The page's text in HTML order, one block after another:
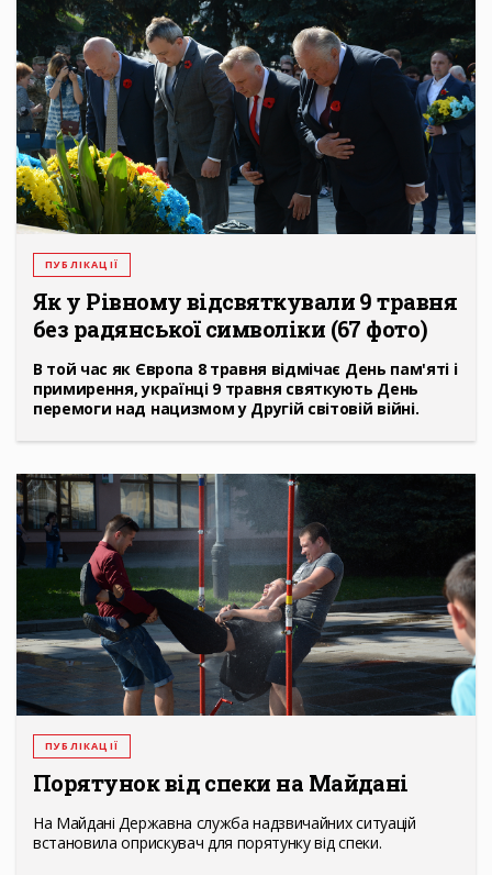
ПУБЛІКАЦІЇ
Як у Рівному відсвяткували 9 травня
без радянської символіки (67 фото)
В той час як Європа 8 травня відмічає День пам'яті і
примирення, українці 9 травня святкують День
перемоги над нацизмом у Другій світовій війні.
ПУБЛІКАЦІЇ
Порятунок від спеки на Майдані
На Майдані Державна служба надзвичайних ситуацій
встановила оприскувач для порятунку від спеки.